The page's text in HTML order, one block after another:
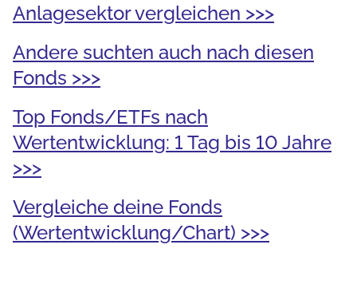
Anlagesektor vergleichen >>>
Andere suchten auch nach diesen
Fonds >>>
Top Fonds/ETFs nach
Wertentwicklung: 1 Tag bis 10 Jahre
>>>
Vergleiche deine Fonds
(Wertentwicklung/Chart) >>>